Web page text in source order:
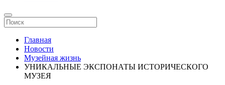
Главная
Новости
Музейная жизнь
УНИКАЛЬНЫЕ ЭКСПОНАТЫ ИСТОРИЧЕСКОГО
МУЗЕЯ